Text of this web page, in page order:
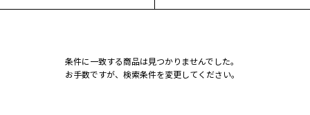
条件に一致する商品は見つかりませんでした。
お手数ですが、検索条件を変更してください。